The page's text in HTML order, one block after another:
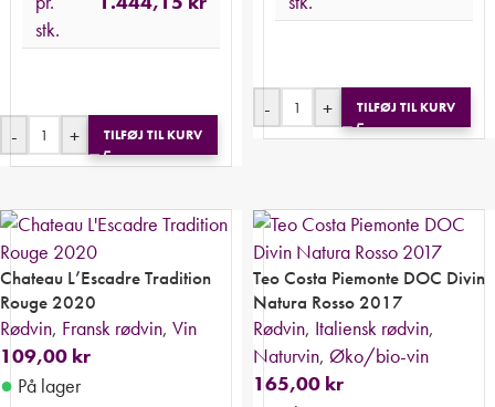
stk.
- + TILFØJ TIL KURV
- + TILFØJ TIL KURV
Chateau L’Escadre Tradition
Rouge 2020
Rødvin, Fransk rødvin, Vin
109,00 kr
● På lager
Teo Costa Piemonte DOC Divin
Natura Rosso 2017
Rødvin, Italiensk rødvin,
Naturvin, Øko/bio-vin
165,00 kr